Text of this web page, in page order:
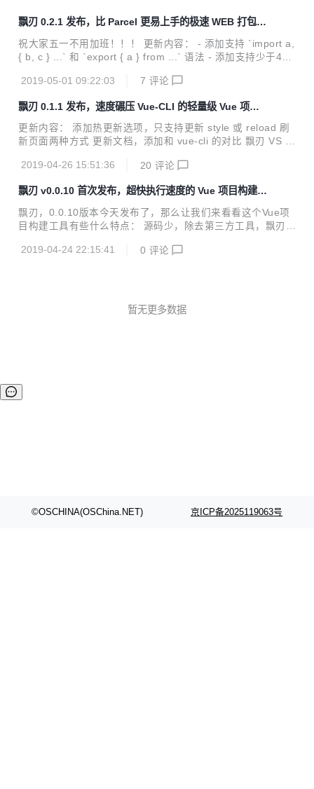
飘刃 0.2.1 发布，比 Parcel 更易上手的极速 WEB 打包工
具
祝大家五一不用加班！！！ 更新内容： - 添加支持 `import a,
{ b, c } ...` 和 `export { a } from ...` 语法 - 添加支持少于4k
贝到相应的静态文件夹的功能 - 添加 html2VueRender 选
e render 函数 - 解决 sass 使用 `@import` 导入路径问题 -
添加支持 rollup 插件的 `resolveId` 方法 - 优化项目文件结构
飘刃 v0.2.1 是个较...
2019-05-01 09:22:03 7 评论
飘刃 0.1.1 发布，速度碾压 Vue-CLI 的轻量级 Vue 项目
构建工具
更新内容： 添加热更新选项，只支持更新 style 或 reload 刷
新页面两种方式 更新文档，添加和 vue-cli 的对比 飘刃 VS V
版 i5 8G 64位 联通4G热点 30多个组件的小型 Vue 项目 飘刃
487 689 安装命令 npm i -g piaoren npm i -g @vue/cli 安装
时间 18s 1m 42s 支持编码 Pug Sass ES6+ Pug Sass Less
Styl...
2019-04-26 15:51:36 20 评论
飘刃 v0.0.10 首次发布，超快执行速度的 Vue 项目构建工
具
飘刃，0.0.10版本今天发布了，那么让我们来看看这个Vue项
目构建工具有些什么特点： 源码少，除去第三方工具，飘刃所
发过程中无需 babel 转译，飘刃只转 import/export ，其余直
组件对应的文件位置 体积小，生产代码使用 rollup 打包，摇
2019-04-24 22:15:41 0 评论
暂无更多数据
©OSCHINA(OSChina.NET) 京ICP备2025119063号